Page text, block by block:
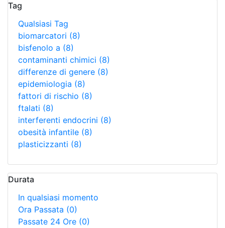
Tag
Qualsiasi Tag
biomarcatori (8)
bisfenolo a (8)
contaminanti chimici (8)
differenze di genere (8)
epidemiologia (8)
fattori di rischio (8)
ftalati (8)
interferenti endocrini (8)
obesità infantile (8)
plasticizzanti (8)
Durata
In qualsiasi momento
Ora Passata (0)
Passate 24 Ore (0)